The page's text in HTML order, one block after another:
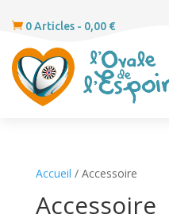
 0 Articles - 0,00 €
Accueil / Accessoire
Accessoire